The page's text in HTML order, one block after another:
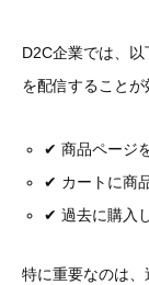
D2C企業では、
を配信することが
✔ 商品ページ
✔ カートに商
✔ 過去に購入
特に重要なのは